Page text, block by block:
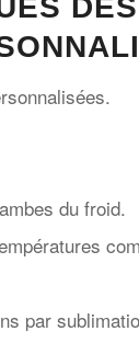
DES
du froid.
par